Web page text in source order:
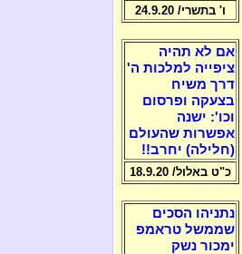
ו' בתשרי/ 24.9.20
אם לא תהיה
ציפייה למלכות ה'
דרך משיח
בצעקה ופרסום
וכו': ישנה
אפשרות שהעולם
(חלילה) יחרב!!
כ"ט באלול/ 18.9.20
נתניהו הסכים
שממשל טראמפ
ימכור נשק